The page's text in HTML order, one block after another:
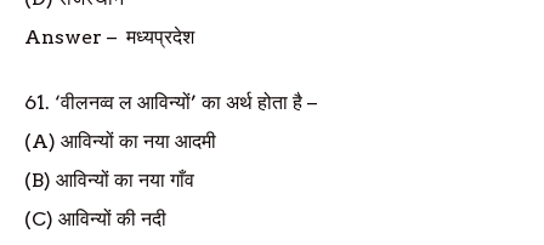
Answer –मध्यप्रदेश
61. ‘वीलनव्व ल आविन्यों’का अर्थ होता है –
(A) आविन्यों का नया आदमी
(B) आविन्यों का नया गाँव
(C) आविन्यों की नदी